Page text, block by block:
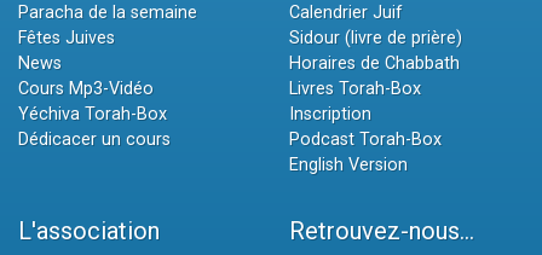
Paracha de la semaine
Fêtes Juives
News
Cours Mp3-Vidéo
Yéchiva Torah-Box
Dédicacer un cours
Calendrier Juif
Sidour (livre de prière)
Horaires de Chabbath
Livres Torah-Box
Inscription
Podcast Torah-Box
English Version
L'association Retrouvez-nous...